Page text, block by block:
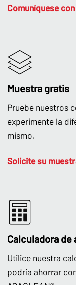
Comuníquese
Muestra gratis
Pruebe nuestros
experimente la
mismo.
Solicite su
Calculadora de
Utilice nuestra
podría ahorrar